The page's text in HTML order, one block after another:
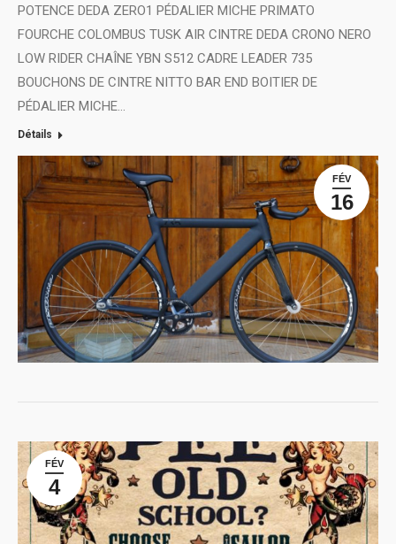
POTENCE DEDA ZERO1 PÉDALIER MICHE PRIMATO
FOURCHE COLOMBUS TUSK AIR CINTRE DEDA CRONO NERO
LOW RIDER CHAÎNE YBN S512 CADRE LEADER 735
BOUCHONS DE CINTRE NITTO BAR END BOITIER DE
PÉDALIER MICHE…
Détails
FÉV
16
FÉV
4